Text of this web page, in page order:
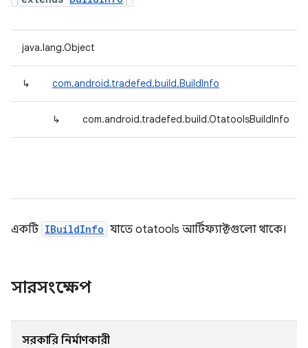
java.lang.Object
↳ com.android.tradefed.build.BuildInfo
↳ com.android.tradefed.build.OtatoolsBuildInfo
একটি IBuildInfo যাতে otatools আর্টিফ্যাক্টগুলো থাকে।
সারসংক্ষেপ
সরকারি নির্মাণকারী